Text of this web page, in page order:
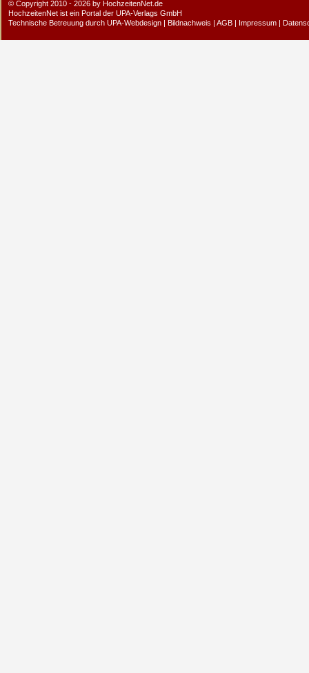
© Copyright 2010 - 2026 by HochzeitenNet.de
HochzeitenNet ist ein Portal der UPA-Verlags GmbH
Technische Betreuung durch UPA-Webdesign | Bildnachweis | AGB | Impressum |